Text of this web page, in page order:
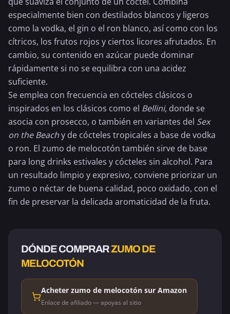
especialmente bien con destilados blancos y ligeros
como la vodka, el gin o el ron blanco, así como con los
cítricos, los frutos rojos y ciertos licores afrutados. En
cambio, su contenido en azúcar puede dominar
rápidamente si no se equilibra con una acidez
suficiente.
Se emplea con frecuencia en cócteles clásicos o
inspirados en los clásicos como el Bellini, donde se
asocia con prosecco, o también en variantes del Sex
on the Beachy de cócteles tropicales a base de vodka
o ron. El zumo de melocotón también sirve de base
para long drinks estivales y cócteles sin alcohol. Para
un resultado limpio y expresivo, conviene priorizar un
zumo o néctar de buena calidad, poco oxidado, con el
fin de preservar la delicada aromaticidad de la fruta.
DÓNDE COMPRARZUMO DE
MELOCOTÓN
Acheter zumo de melocotón sur Amazon
Enlace de afiliado — apoyas al sitio